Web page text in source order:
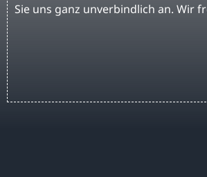
Sie uns ganz unverbindlich an. Wir